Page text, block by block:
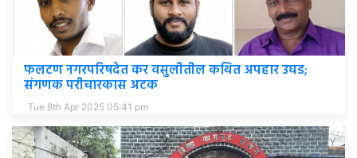
फलटण नगरपरिषदेत कर वसुलीतील कथित अपहार उघड;
संगणक परीचारकास अटक
Tue 8th Apr 2025 05:41 pm